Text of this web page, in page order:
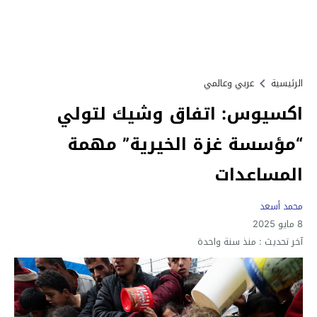
الرئيسية عربي وعالمي
اكسيوس: اتفاق وشيك لتولي
“مؤسسة غزة الخيرية” مهمة
المساعدات
محمد أسعد
8 مايو 2025
آخر تحديث : منذ سنة واحدة